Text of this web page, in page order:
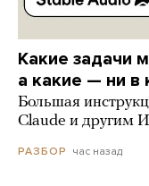
Какие задачи
а какие — ни в
Большая
Claude и другим
РАЗБОР час назад